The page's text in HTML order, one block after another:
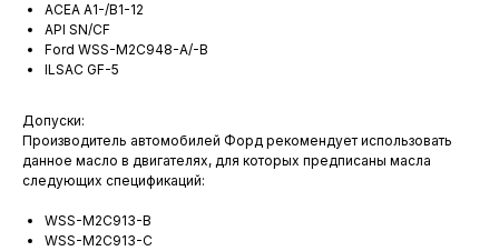
ACEA A1-/B1-12
API SN/СF
Ford WSS-M2C948-A/-B
ILSAC GF-5
Допуски:
Производитель автомобилей Форд рекомендует использовать
данное масло в двигателях, для которых предписаны масла
следующих спецификаций:
WSS-M2C913-B
WSS-M2C913-C